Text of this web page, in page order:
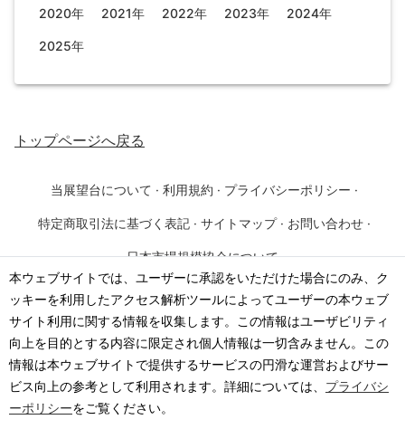
本ウェブサイトでは、ユーザーに承認をいただけた場合にのみ、ク
ッキーを利用したアクセス解析ツールによってユーザーの本ウェブ
サイト利用に関する情報を収集します。この情報はユーザビリティ
向上を目的とする内容に限定され個人情報は一切含みません。この
情報は本ウェブサイトで提供するサービスの円滑な運営およびサー
ビス向上の参考として利用されます。詳細については、 プライバシ
ーポリシーをご覧ください。
2020年 2021年 2022年 2023年 2024年
2025年
トップページへ戻る
当展望台について · 利用規約 · プライバシーポリシー ·
特定商取引法に基づく表記 · サイトマップ · お問い合わせ ·
日本市場規模協会について
©2026· 一般社団法人 日本市場規模協会